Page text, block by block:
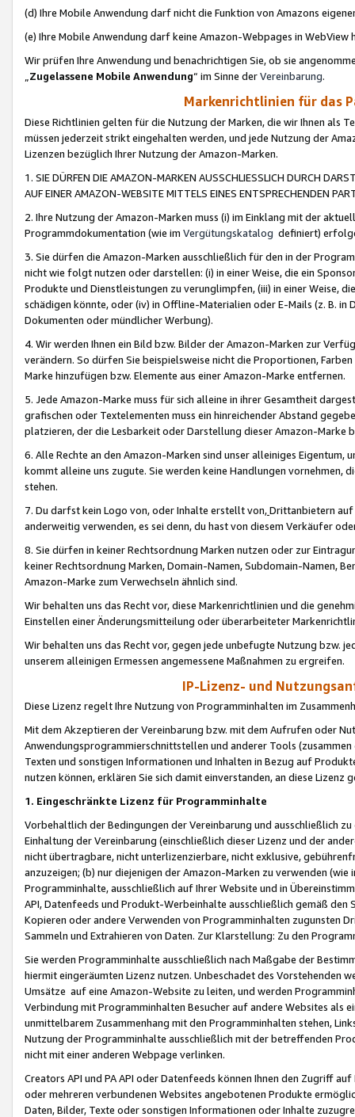
(d) Ihre Mobile Anwendung darf nicht die Funktion von Amazons
(e) Ihre Mobile Anwendung darf keine Amazon-Webpages in WebView
Wir prüfen Ihre Anwendung und benachrichtigen Sie, ob sie
„Zugelassene Mobile Anwendung“ im Sinne derVereinbarung.
Markenrichtlinien für das
Diese Richtlinien gelten für die Nutzung der Marken, die wir Ihnen als
müssen jederzeit strikt eingehalten werden, und jede Nutzung der
Lizenzen bezüglich Ihrer Nutzung der Amazon-Marken.
1. SIE DÜRFEN DIE AMAZON-MARKEN AUSSCHLIESSLICH DURCH
AUF EINER AMAZON-WEBSITE MITTELS EINES ENTSPRECHENDEN
2. Ihre Nutzung der Amazon-Marken muss (i) im Einklang mit der
Programmdokumentation (wie im Vergütungskatalog definiert)
3. Sie dürfen die Amazon-Marken ausschließlich für den in der
nicht wie folgt nutzen oder darstellen: (i) in einer Weise, die ein
Produkte und Dienstleistungen zu verunglimpfen, (iii) in einer Weise,
schädigen könnte, oder (iv) in Offline-Materialien oder E-Mails (z. B. in
Dokumenten oder mündlicher Werbung).
4. Wir werden Ihnen ein Bild bzw. Bilder der Amazon-Marken zur
verändern. So dürfen Sie beispielsweise nicht die Proportionen,
Marke hinzufügen bzw. Elemente aus einer Amazon-Marke entfernen.
5. Jede Amazon-Marke muss für sich alleine in ihrer Gesamtheit
grafischen oder Textelementen muss ein hinreichender Abstand
platzieren, der die Lesbarkeit oder Darstellung dieser Amazon-Marke
6. Alle Rechte an den Amazon-Marken sind unser alleiniges
kommt alleine uns zugute. Sie werden keine Handlungen vornehmen,
stehen.
7. Du darfst kein Logo von, oder Inhalte erstellt von,Drittanbietern auf
anderweitig verwenden, es sei denn, du hast von diesem Verkäufer
8. Sie dürfen in keiner Rechtsordnung Marken nutzen oder zur
keiner Rechtsordnung Marken, Domain-Namen, Subdomain-Namen,
Amazon-Marke zum Verwechseln ähnlich sind.
Wir behalten uns das Recht vor, diese Markenrichtlinien und die
Einstellen einer Änderungsmitteilung oder überarbeiteter
Wir behalten uns das Recht vor, gegen jede unbefugte Nutzung bzw.
unserem alleinigen Ermessen angemessene Maßnahmen zu ergreifen.
IP-Lizenz- und
Diese Lizenz regelt Ihre Nutzung von Programminhalten im
Mit dem Akzeptieren der Vereinbarung bzw. mit dem Aufrufen oder
Anwendungsprogrammierschnittstellen und anderer Tools (zusammen
Texten und sonstigen Informationen und Inhalten in Bezug auf
nutzen können, erklären Sie sich damit einverstanden, an diese Lizenz
1. Eingeschränkte Lizenz für Programminhalte
Vorbehaltlich der Bedingungen der Vereinbarung und ausschließlich
Einhaltung der Vereinbarung (einschließlich dieser Lizenz und der
nicht übertragbare, nicht unterlizenzierbare, nicht exklusive,
anzuzeigen; (b) nur diejenigen der Amazon-Marken zu verwenden
Programminhalte, ausschließlich auf Ihrer Website und in
API, Datenfeeds und Produkt-Werbeinhalte ausschließlich gemäß
Kopieren oder andere Verwenden von Programminhalten zugunsten
Sammeln und Extrahieren von Daten. Zur Klarstellung: Zu den
Sie werden Programminhalte ausschließlich nach Maßgabe der
hiermit eingeräumten Lizenz nutzen. Unbeschadet des Vorstehenden
Umsätze auf eine Amazon-Website zu leiten, und werden
Verbindung mit Programminhalten Besucher auf andere Websites als
unmittelbarem Zusammenhang mit den Programminhalten stehen,
Nutzung der Programminhalte ausschließlich mit der betreffenden
nicht mit einer anderen Webpage verlinken.
Creators API und PA API oder Datenfeeds können Ihnen den Zugriff
oder mehreren verbundenen Websites angebotenen Produkte
Daten, Bilder, Texte oder sonstigen Informationen oder Inhalte